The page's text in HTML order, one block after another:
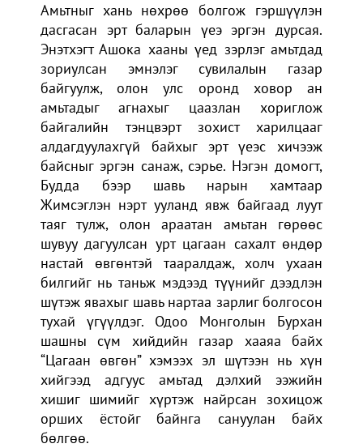
Амьтныг хань нөхрөө болгож гэршүүлэн
дасгасан эрт баларын үеэ эргэн дурсая.
Энэтхэгт Ашока хааны үед зэрлэг амьтдад
зориулсан эмнэлэг сувилалын газар
байгуулж, олон улс оронд ховор ан
амьтадыг агнахыг цаазлан хориглож
байгалийн тэнцвэрт зохист харилцааг
алдагдуулахгүй байхыг эрт үеэс хичээж
байсныг эргэн санаж, сэрье. Нэгэн домогт,
Будда бээр шавь нарын хамтаар
Жимсэглэн нэрт ууланд явж байгаад луут
таяг тулж, олон араатан амьтан гөрөөс
шувуу дагуулсан урт цагаан сахалт өндөр
настай өвгөнтэй тааралдаж, холч ухаан
билгийг нь таньж мэдээд түүнийг дээдлэн
шүтэж явахыг шавь нартаа зарлиг болгосон
тухай үгүүлдэг. Одоо Монголын Бурхан
шашны сүм хийдийн газар хааяа байх
“Цагаан өвгөн” хэмээх эл шүтээн нь хүн
хийгээд адгуус амьтад дэлхий ээжийн
хишиг шимийг хүртэж найрсан зохицож
орших ёстойг байнга сануулан байх
бөлгөө.